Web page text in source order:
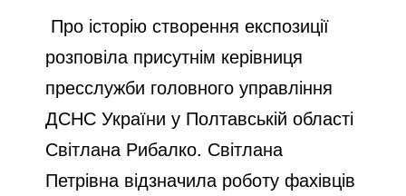
Про історію створення експозиції
розповіла присутнім керівниця
пресслужби головного управління
ДСНС України у Полтавській області
Світлана Рибалко. Світлана
Петрівна відзначила роботу фахівців